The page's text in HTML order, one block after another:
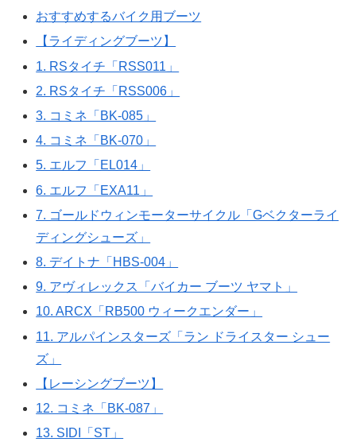
おすすめするバイク用ブーツ
【ライディングブーツ】
1. RSタイチ「RSS011」
2. RSタイチ「RSS006」
3. コミネ「BK-085」
4. コミネ「BK-070」
5. エルフ「EL014」
6. エルフ「EXA11」
7. ゴールドウィンモーターサイクル「Gベクターライ
ディングシューズ」
8. デイトナ「HBS-004」
9. アヴィレックス「バイカー ブーツ ヤマト」
10. ARCX「RB500 ウィークエンダー」
11. アルパインスターズ「ラン ドライスター シュー
ズ」
【レーシングブーツ】
12. コミネ「BK-087」
13. SIDI「ST」